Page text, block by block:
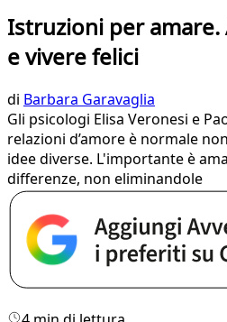
Istruzioni per
e vivere felici
di Barbara Garavaglia
Gli psicologi Elisa Veronesi e
relazioni d’amore è normale
idee diverse. L'importante è
differenze, non eliminandole